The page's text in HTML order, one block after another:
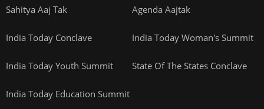
Sahitya Aaj Tak Agenda Aajtak
India Today Conclave India Today Woman's Summit
India Today Youth Summit State Of The States Conclave
India Today Education Summit